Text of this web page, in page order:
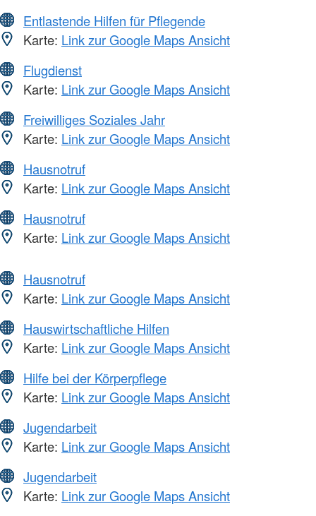
Entlastende Hilfen für Pflegende
Karte: Link zur Google Maps Ansicht
Flugdienst
Karte: Link zur Google Maps Ansicht
Freiwilliges Soziales Jahr
Karte: Link zur Google Maps Ansicht
Hausnotruf
Karte: Link zur Google Maps Ansicht
Hausnotruf
Karte: Link zur Google Maps Ansicht
Hausnotruf
Karte: Link zur Google Maps Ansicht
Hauswirtschaftliche Hilfen
Karte: Link zur Google Maps Ansicht
Hilfe bei der Körperpflege
Karte: Link zur Google Maps Ansicht
Jugendarbeit
Karte: Link zur Google Maps Ansicht
Jugendarbeit
Karte: Link zur Google Maps Ansicht